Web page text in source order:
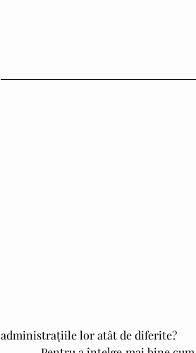
administrațiile lor atât de diferite?